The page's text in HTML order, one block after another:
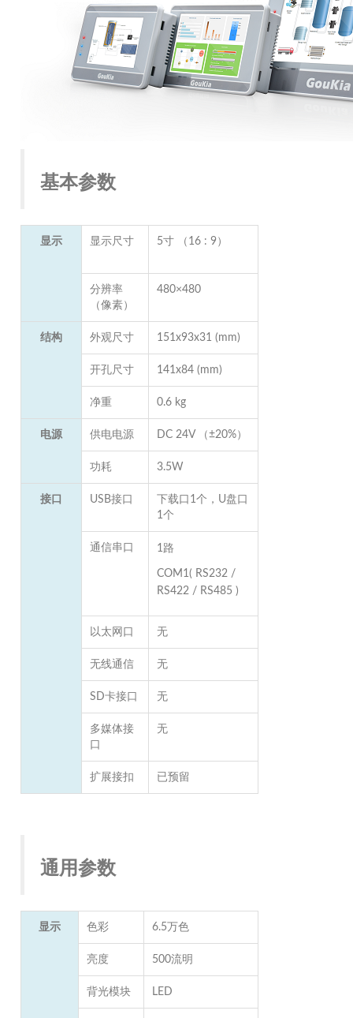
基本参数
显示 显示尺寸 5寸 （16 : 9）
分辨率
（像素）
480×480
结构 外观尺寸 151x93x31 (mm)
开孔尺寸 141x84 (mm)
净重 0.6 kg
电源 供电电源 DC 24V （±20%）
功耗 3.5W
接口 USB接口
下载口1个，U盘口
1个
通信串口 1路
COM1( RS232 /
RS422 / RS485 )
以太网口 无
无线通信 无
SD卡接口 无
多媒体接
口
无
扩展接扣 已预留
通用参数
显示 色彩 6.5万色
亮度 500流明
背光模块 LED